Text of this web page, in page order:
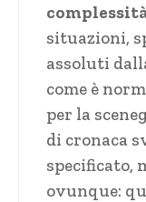
situazioni,
assoluti
come è
per la
di cronaca
specificato,
ovunque: